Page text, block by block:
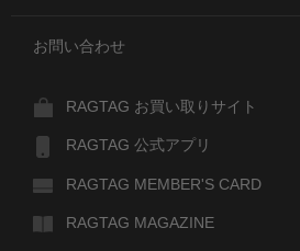
お問い合わせ
RAGTAG お買い取りサイト
RAGTAG 公式アプリ
RAGTAG MEMBER'S CARD
RAGTAG MAGAZINE